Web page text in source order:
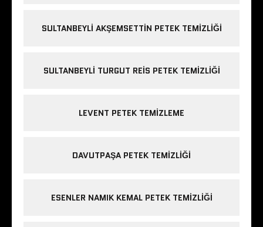
SULTANBEYLI AKŞEMSETTIN PETEK TEMIZLIĞI
SULTANBEYLI TURGUT REIS PETEK TEMIZLIĞI
LEVENT PETEK TEMIZLEME
DAVUTPAŞA PETEK TEMIZLIĞI
ESENLER NAMIK KEMAL PETEK TEMIZLIĞI